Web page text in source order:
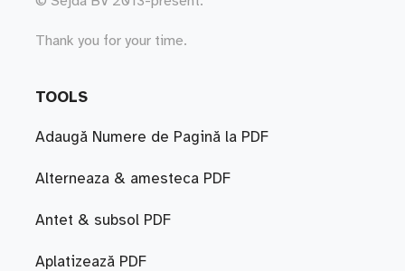
Thank you for your time.
TOOLS
Adaugă Numere de Pagină la PDF
Alterneaza & amesteca PDF
Antet & subsol PDF
Aplatizează PDF